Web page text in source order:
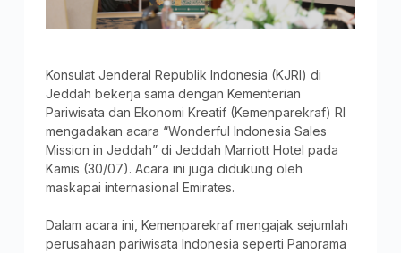
Konsulat Jenderal Republik Indonesia (KJRI) di
Jeddah bekerja sama dengan Kementerian
Pariwisata dan Ekonomi Kreatif (Kemenparekraf) RI
mengadakan acara “Wonderful Indonesia Sales
Mission in Jeddah” di Jeddah Marriott Hotel pada
Kamis (30/07). Acara ini juga didukung oleh
maskapai internasional Emirates.
Dalam acara ini, Kemenparekraf mengajak sejumlah
perusahaan pariwisata Indonesia seperti Panorama